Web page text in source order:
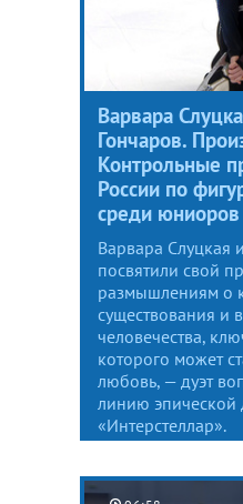
Варвара
Гончаров.
Контрольные
России по
среди
Варвара Слуцкая
посвятили свой
размышлениям о
существования и
человечества,
которого может
любовь, — дуэт
линию
«Интерстеллар».